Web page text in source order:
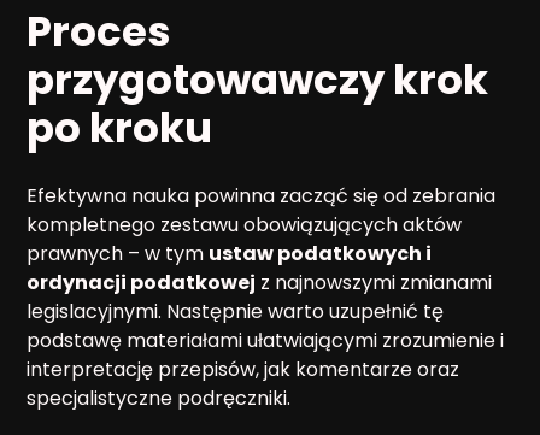
Proces
przygotowawczy krok
po kroku
Efektywna nauka powinna zacząć się od zebrania
kompletnego zestawu obowiązujących aktów
prawnych – w tym ustaw podatkowych i
ordynacji podatkowej z najnowszymi zmianami
legislacyjnymi. Następnie warto uzupełnić tę
podstawę materiałami ułatwiającymi zrozumienie i
interpretację przepisów, jak komentarze oraz
specjalistyczne podręczniki.